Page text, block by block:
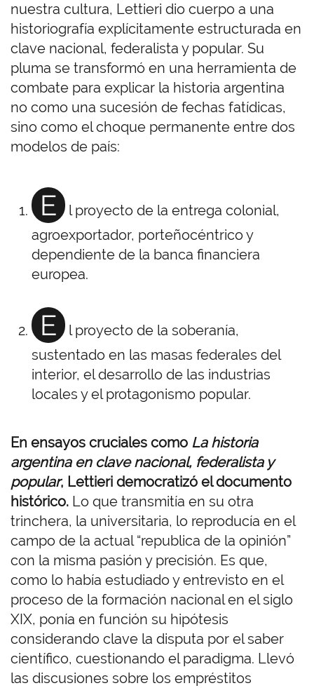
nuestra cultura, Lettieri dio cuerpo a una
historiografía explícitamente estructurada en
clave nacional, federalista y popular. Su
pluma se transformó en una herramienta de
combate para explicar la historia argentina
no como una sucesión de fechas fatídicas,
sino como el choque permanente entre dos
modelos de país:
E
l proyecto de la entrega colonial,
agroexportador, porteñocéntrico y
dependiente de la banca financiera
europea.
E
l proyecto de la soberanía,
sustentado en las masas federales del
interior, el desarrollo de las industrias
locales y el protagonismo popular.
En ensayos cruciales como La historia
argentina en clave nacional, federalista y
popular, Lettieri democratizó el documento
histórico. Lo que transmitía en su otra
trinchera, la universitaria, lo reproducía en el
campo de la actual “republica de la opinión”
con la misma pasión y precisión. Es que,
como lo había estudiado y entrevisto en el
proceso de la formación nacional en el siglo
XIX, ponía en función su hipótesis
considerando clave la disputa por el saber
científico, cuestionando el paradigma. Llevó
las discusiones sobre los empréstitos